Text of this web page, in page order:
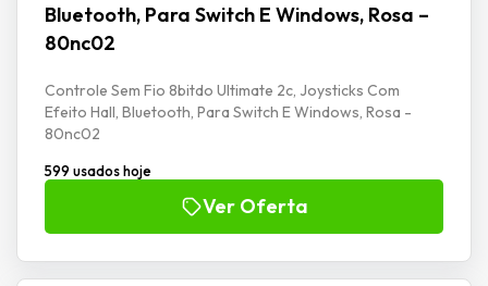
Bluetooth, Para Switch E Windows, Rosa –
80nc02
Controle Sem Fio 8bitdo Ultimate 2c, Joysticks Com
Efeito Hall, Bluetooth, Para Switch E Windows, Rosa -
80nc02
599 usados hoje
Ver Oferta